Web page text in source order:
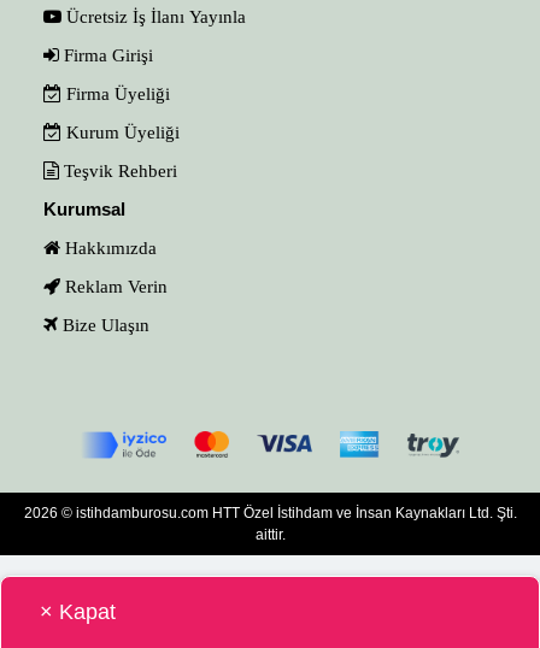
Ücretsiz İş İlanı Yayınla
Firma Girişi
Firma Üyeliği
Kurum Üyeliği
Teşvik Rehberi
Kurumsal
Hakkımızda
Reklam Verin
Bize Ulaşın
2026 © istihdamburosu.com HTT Özel İstihdam ve İnsan Kaynakları Ltd. Şti.
aittir.
× Kapat